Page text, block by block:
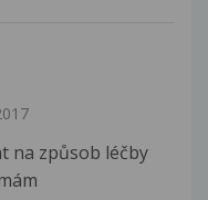
na způsob léčby